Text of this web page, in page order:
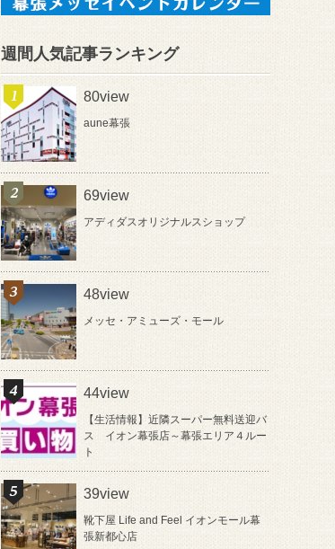
週間人気記事ランキング
80view
aune幕張
69view
アディダスオリジナルスショップ
48view
メッセ・アミューズ・モール
44view
【生活情報】近隣スーパー無料送迎バ
ス イオン幕張店～幕張エリア４ルー
ト
39view
靴下屋 Life and Feel イオンモール幕
張新都心店